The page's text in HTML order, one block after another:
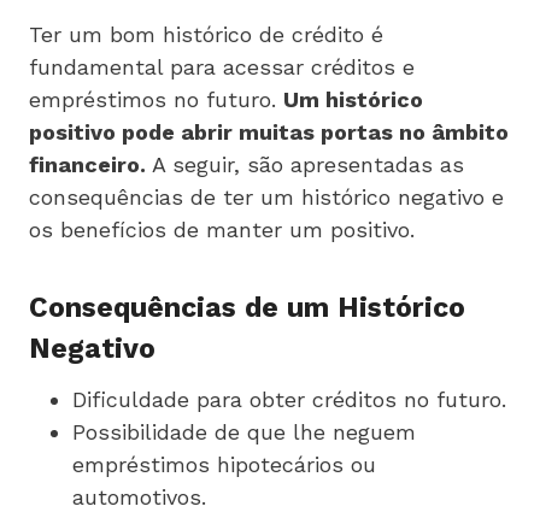
Ter um bom histórico de crédito é
fundamental para acessar créditos e
empréstimos no futuro. Um histórico
positivo pode abrir muitas portas no âmbito
financeiro. A seguir, são apresentadas as
consequências de ter um histórico negativo e
os benefícios de manter um positivo.
Consequências de um Histórico
Negativo
Dificuldade para obter créditos no futuro.
Possibilidade de que lhe neguem
empréstimos hipotecários ou
automotivos.